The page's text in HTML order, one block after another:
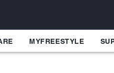
MYFREESTYLE